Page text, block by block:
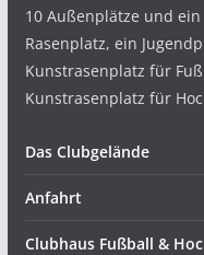
10 Außenplätze und
Rasenplatz, ein
Kunstrasenplatz für
Kunstrasenplatz für
Das Clubgelände
Anfahrt
Clubhaus Fußball &